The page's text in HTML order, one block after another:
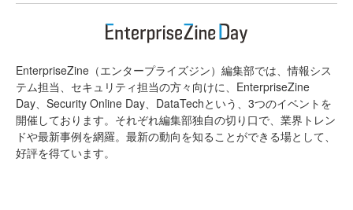
EnterpriseZine（エンタープライズジン）編集部では、情報シス
テム担当、セキュリティ担当の方々向けに、EnterpriseZine
Day、Security Online Day、DataTechという、3つのイベントを
開催しております。それぞれ編集部独自の切り口で、業界トレン
ドや最新事例を網羅。最新の動向を知ることができる場として、
好評を得ています。